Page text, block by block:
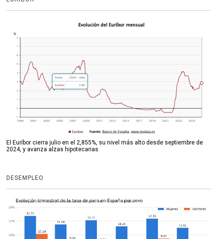
El Euríbor cierra julio en el 2,855%, su nivel más alto desde septiembre de
2024, y avanza alzas hipotecarias
DESEMPLEO